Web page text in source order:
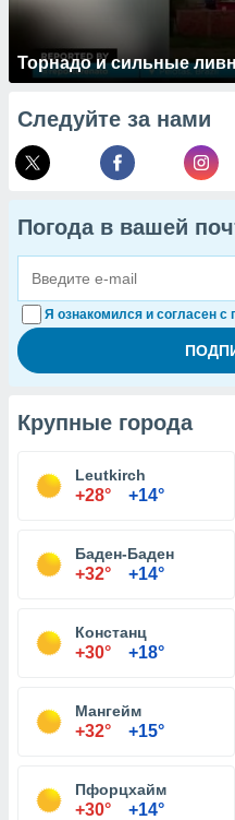
Торнадо и сильные
Следуйте за нами
Погода в вашей
Я ознакомился и согласен с
Крупные города
Leutkirch
+28° +14°
Баден-Баден
+32° +14°
Констанц
+30° +18°
Мангейм
+32° +15°
Пфорцхайм
+30° +14°